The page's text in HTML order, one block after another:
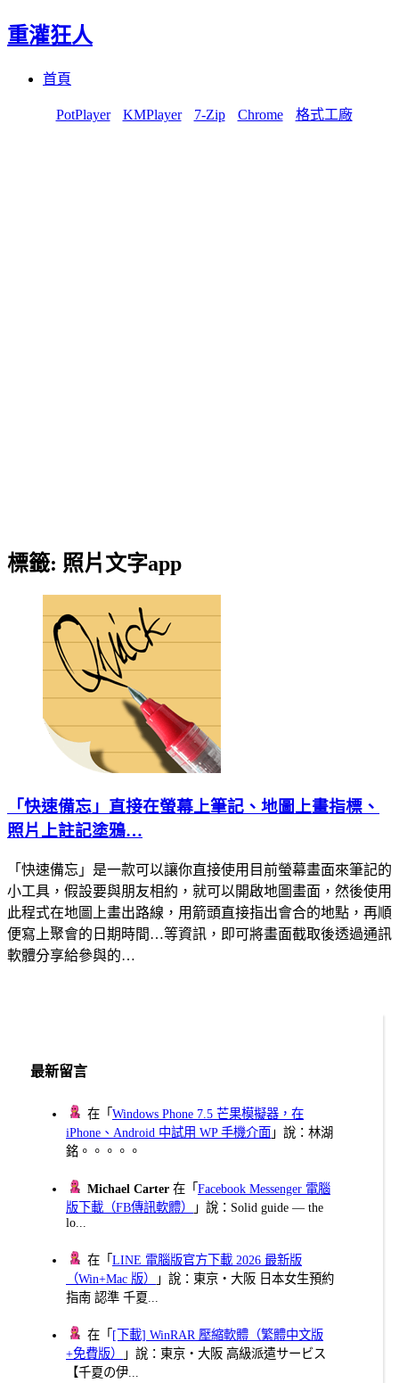
重灌狂人
首頁
PotPlayer KMPlayer 7-Zip Chrome 格式工廠
標籤: 照片文字app
「快速備忘」直接在螢幕上筆記、地圖上畫指標、
照片上註記塗鴉…
「快速備忘」是一款可以讓你直接使用目前螢幕畫面來筆記的
小工具，假設要與朋友相約，就可以開啟地圖畫面，然後使用
此程式在地圖上畫出路線，用箭頭直接指出會合的地點，再順
便寫上聚會的日期時間…等資訊，即可將畫面截取後透過通訊
軟體分享給參與的…
最新留言
在「Windows Phone 7.5 芒果模擬器，在
iPhone、Android 中試用 WP 手機介面 」說：林湖
銘。。。。。
Michael Carter 在「Facebook Messenger 電腦
版下載（FB傳訊軟體）
」說：Solid guide — the
lo...
在「LINE 電腦版官方下載 2026 最新版
（Win+Mac 版）
」說：東京・大阪 日本女生預約
指南 認準 千夏...
在「 [下載] WinRAR 壓縮軟體（繁體中文版
+免費版）
」說：東京・大阪 高級派遣サービス
【千夏の伊...